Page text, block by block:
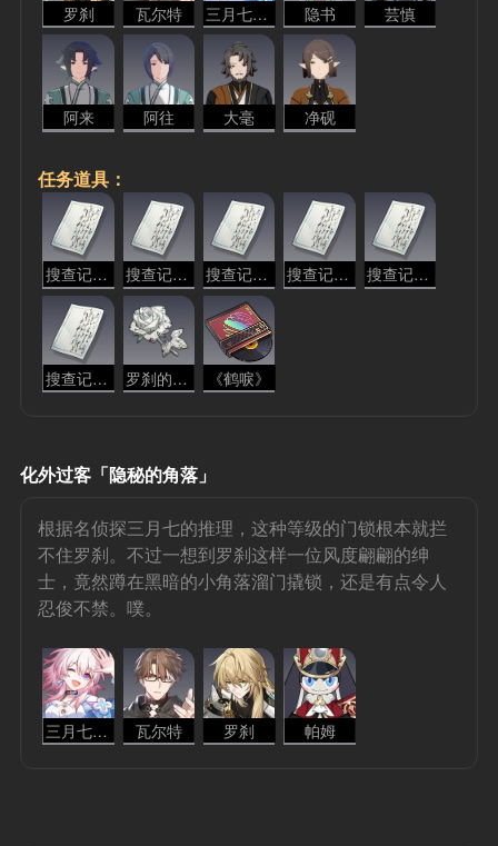
罗刹 瓦尔特 三月七 - 存护 隐书 芸慎
阿来 阿往 大毫 净砚
任务道具：
搜查记录「打感情牌」 搜查记录「执事精神」 搜查记录「书籍扉页」 搜查记录「诚恳请求」 搜查记录「破财消灾」
搜查记录「武力威胁」 罗刹的纸花 《鹤唳》
化外过客「隐秘的角落」
根据名侦探三月七的推理，这种等级的门锁根本就拦
不住罗刹。不过一想到罗刹这样一位风度翩翩的绅
士，竟然蹲在黑暗的小角落溜门撬锁，还是有点令人
忍俊不禁。噗。
三月七 - 存护 瓦尔特 罗刹 帕姆